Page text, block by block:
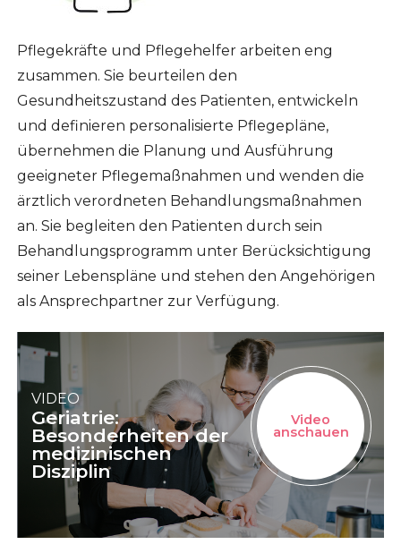
Pflegekräfte und Pflegehelfer arbeiten eng
zusammen. Sie beurteilen den
Gesundheitszustand des Patienten, entwickeln
und definieren personalisierte Pflegepläne,
übernehmen die Planung und Ausführung
geeigneter Pflegemaßnahmen und wenden die
ärztlich verordneten Behandlungsmaßnahmen
an. Sie begleiten den Patienten durch sein
Behandlungsprogramm unter Berücksichtigung
seiner Lebenspläne und stehen den Angehörigen
als Ansprechpartner zur Verfügung.
VIDEO
Geriatrie:
Besonderheiten der
medizinischen
Disziplin
Video
anschauen